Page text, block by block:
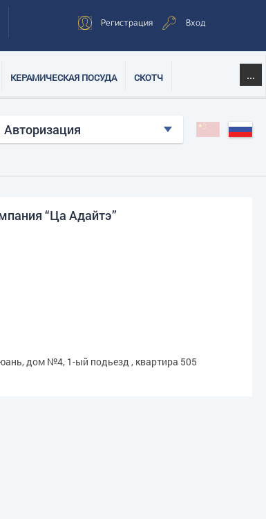
Регистрация Вход
КЕРАМИЧЕСКАЯ ПОСУДА СКОТЧ ...
Авторизация
“Ца Адайтэ”
дом №4, 1-ый подьезд , квартира 505